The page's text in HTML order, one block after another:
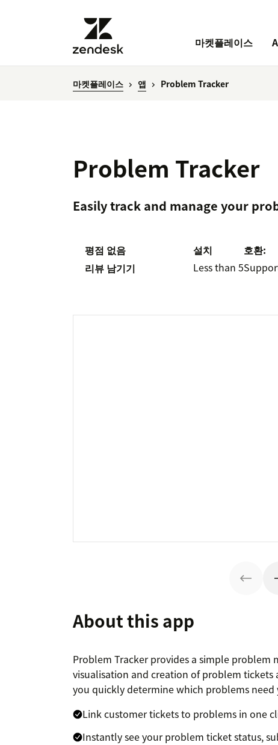
마켓플레이스
마켓플레이스 앱 Problem Tracker
Problem Tracker
Easily track and manage your
평점 없음
리뷰 남기기
설치
Less than 5
호환:
About this app
Problem Tracker provides a simple
visualisation and creation of problem
you quickly determine which problems
Link customer tickets to problems in one
Instantly see your problem ticket status,